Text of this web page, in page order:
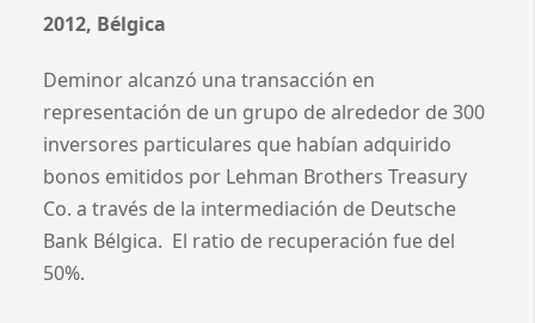
2012, Bélgica
Deminor alcanzó una transacción en
representación de un grupo de alrededor de 300
inversores particulares que habían adquirido
bonos emitidos por Lehman Brothers Treasury
Co. a través de la intermediación de Deutsche
Bank Bélgica. El ratio de recuperación fue del
50%.